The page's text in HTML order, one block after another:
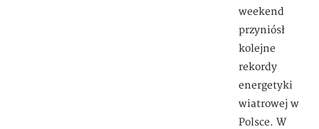
weekend
przyniósł
kolejne
rekordy
energetyki
wiatrowej w
Polsce. W